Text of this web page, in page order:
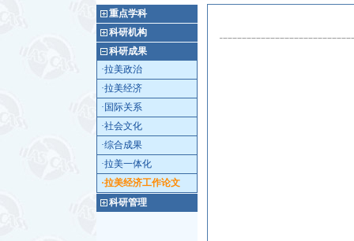
重点学科
科研机构
科研成果
·拉美政治
·拉美经济
·国际关系
·社会文化
·综合成果
·拉美一体化
·拉美经济工作论文
科研管理